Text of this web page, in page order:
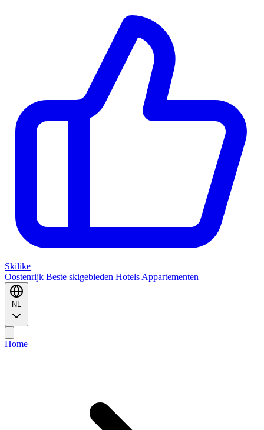
Skilike
Oostenrijk Beste skigebieden Hotels Appartementen
NL
Home